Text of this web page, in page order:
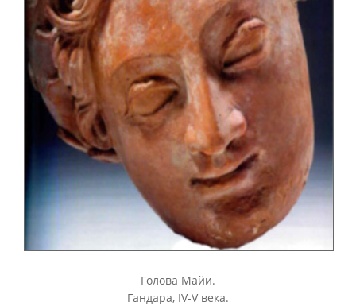
Голова Майи.
Гандара, IV-V века.